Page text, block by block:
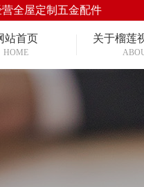
全屋定制五金配件
站首页
HOME
关于榴莲